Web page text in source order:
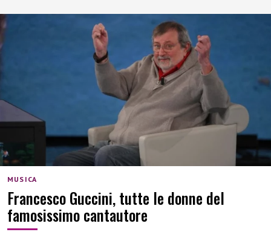
MUSICA
Francesco Guccini, tutte le donne del
famosissimo cantautore